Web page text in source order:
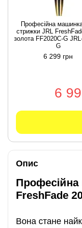
Професійна
стрижки JRL
золота FF2020C-G
G
6 299 грн
6
Опис
FreshFade
Вона стане